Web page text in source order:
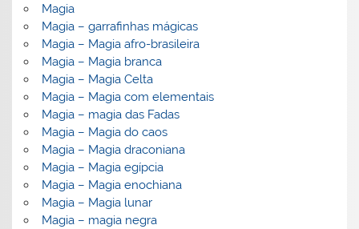
Magia
Magia – garrafinhas mágicas
Magia – Magia afro-brasileira
Magia – Magia branca
Magia – Magia Celta
Magia – Magia com elementais
Magia – magia das Fadas
Magia – Magia do caos
Magia – Magia draconiana
Magia – Magia egípcia
Magia – Magia enochiana
Magia – Magia lunar
Magia – magia negra